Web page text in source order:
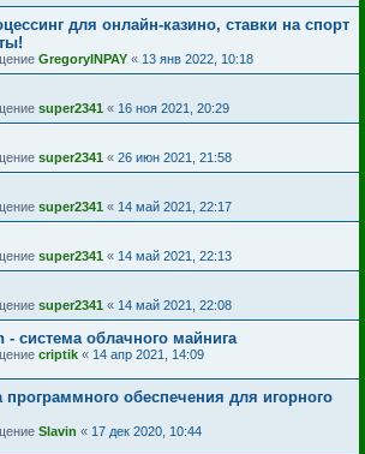
для онлайн-казино, ставки на спорт
GregoryINPAY « 13 янв 2022, 10:18
super2341 « 16 ноя 2021, 20:29
super2341 « 26 июн 2021, 21:58
super2341 « 14 май 2021, 22:17
super2341 « 14 май 2021, 22:13
super2341 « 14 май 2021, 22:08
- система облачного майнига
criptik « 14 апр 2021, 14:09
программного обеспечения для игорного
Slavin « 17 дек 2020, 10:44